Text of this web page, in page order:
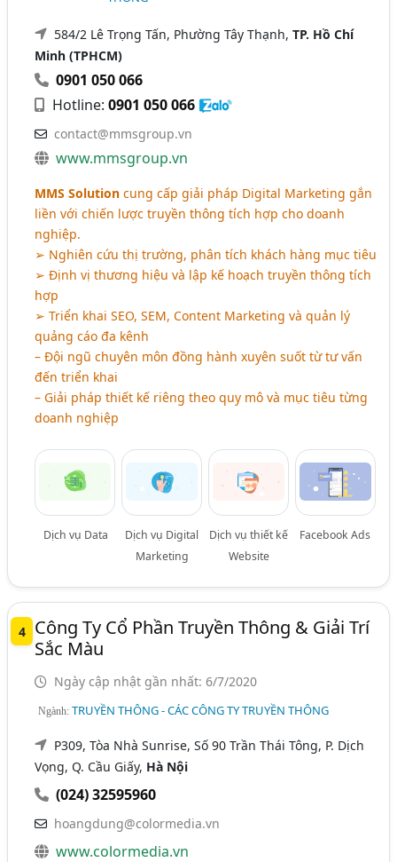
584/2 Lê Trọng Tấn, Phường Tây Thạnh,TP. Hồ Chí
Minh (TPHCM)
0901 050 066
Hotline:0901 050 066
contact@mmsgroup.vn
www.mmsgroup.vn
MMS Solution cung cấp giải pháp Digital Marketing gắn
liền với chiến lược truyền thông tích hợp cho doanh
nghiệp.
➢ Nghiên cứu thị trường, phân tích khách hàng mục tiêu
➢ Định vị thương hiệu và lập kế hoạch truyền thông tích
hợp
➢ Triển khai SEO, SEM, Content Marketing và quản lý
quảng cáo đa kênh
– Đội ngũ chuyên môn đồng hành xuyên suốt từ tư vấn
đến triển khai
– Giải pháp thiết kế riêng theo quy mô và mục tiêu từng
doanh nghiệp
Dịch vụ Data
Dịch vụ Digital
Marketing
Dịch vụ thiết kế
Website
Facebook Ads
4
Công Ty Cổ Phần Truyền Thông & Giải Trí
Sắc Màu
Ngày cập nhật gần nhất: 6/7/2020
Ngành:TRUYỀN THÔNG - CÁC CÔNG TY TRUYỀN THÔNG
P309, Tòa Nhà Sunrise, Số 90 Trần Thái Tông, P. Dịch
Vọng, Q. Cầu Giấy, Hà Nội
(024) 32595960
hoangdung@colormedia.vn
www.colormedia.vn